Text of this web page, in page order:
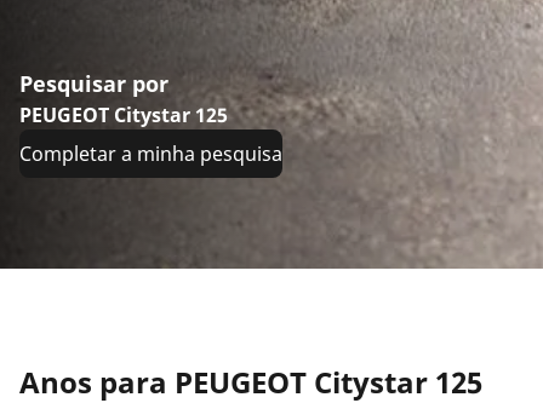
Pesquisar por
PEUGEOT Citystar 125
Completar a minha pesquisa
Anos para PEUGEOT Citystar 125